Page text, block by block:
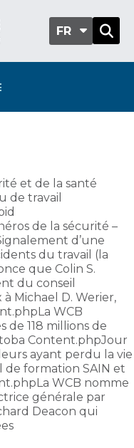
FR
et de la santé
de travail
de la sécurité –
d’une
du travail (la
que Colin S.
du conseil
Michael D. Werier,
WCB
de 118 millions de
Content.phpJour
ayant perdu la vie
formation SAIN et
WCB nomme
générale par
Deacon qui